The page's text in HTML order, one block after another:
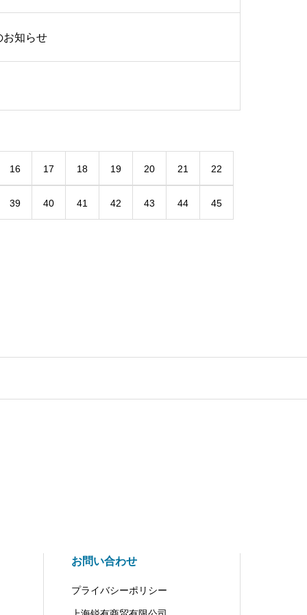
お知らせ
16 17 18 19 20 21 22
39 40 41 42 43 44 45
お問い合わせ
プライバシーポリシー